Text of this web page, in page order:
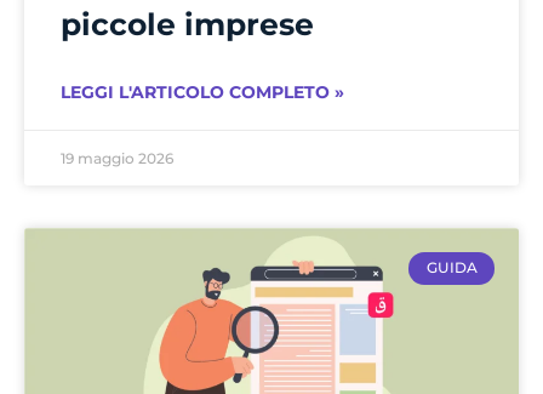
piccole imprese
LEGGI L'ARTICOLO COMPLETO »
19 maggio 2026
GUIDA